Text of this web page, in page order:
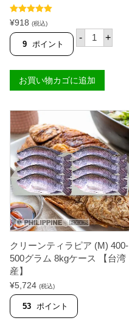
5段階中5.00
の評価
¥918 (税込)
9 ポイント
- ホ
ー
キ
ン
（
鶏
）
0
0
g
【
ブ
ラ
ジ
ル
産
】
+
お買い物カゴに追加
クリーンティラピア (M) 400-
500グラム 8kgケース 【台湾
産】
¥5,724 (税込)
53 ポイント